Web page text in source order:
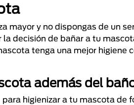
mayor y no dispongas de un
decisión de bañar a tu
tenga una mejor higiene
además del
higienizar a tu mascota de